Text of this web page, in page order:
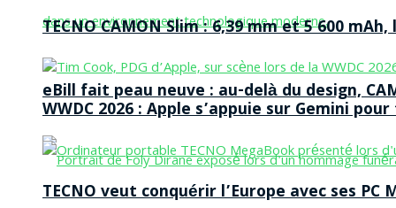
eBill fait peau neuve : au-delà du design,
TECNO CAMON Slim : 6,39 mm et 5 600
WWDC 2026 : Apple s’appuie sur Gemini
TECNO veut conquérir l’Europe avec ses